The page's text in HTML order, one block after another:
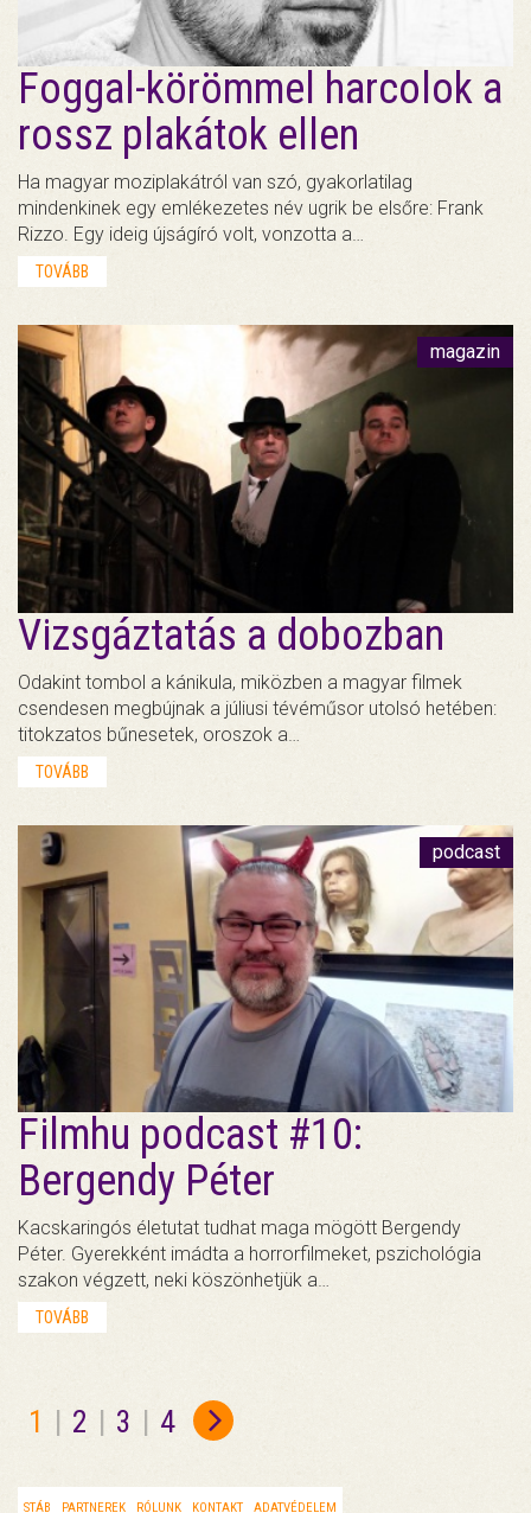
Foggal-körömmel harcolok a
rossz plakátok ellen
Ha magyar moziplakátról van szó, gyakorlatilag
mindenkinek egy emlékezetes név ugrik be elsőre: Frank
Rizzo. Egy ideig újságíró volt, vonzotta a…
TOVÁBB
magazin
Vizsgáztatás a dobozban
Odakint tombol a kánikula, miközben a magyar filmek
csendesen megbújnak a júliusi tévéműsor utolsó hetében:
titokzatos bűnesetek, oroszok a…
TOVÁBB
podcast
Filmhu podcast #10:
Bergendy Péter
Kacskaringós életutat tudhat maga mögött Bergendy
Péter. Gyerekként imádta a horrorfilmeket, pszichológia
szakon végzett, neki köszönhetjük a…
TOVÁBB
1 | 2 | 3 | 4
STÁB PARTNEREK RÓLUNK KONTAKT ADATVÉDELEM